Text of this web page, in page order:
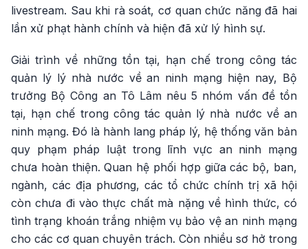
livestream. Sau khi rà soát, cơ quan chức năng đã hai
lần xử phạt hành chính và hiện đã xử lý hình sự.
Giải trình về những tồn tại, hạn chế trong công tác
quản lý lý nhà nước về an ninh mạng hiện nay, Bộ
trưởng Bộ Công an Tô Lâm nêu 5 nhóm vấn đề tồn
tại, hạn chế trong công tác quản lý nhà nước về an
ninh mạng. Đó là hành lang pháp lý, hệ thống văn bản
quy phạm pháp luật trong lĩnh vực an ninh mạng
chưa hoàn thiện. Quan hệ phối hợp giữa các bộ, ban,
ngành, các địa phương, các tổ chức chính trị xã hội
còn chưa đi vào thực chất mà nặng về hình thức, có
tình trạng khoán trắng nhiệm vụ bảo vệ an ninh mạng
cho các cơ quan chuyên trách. Còn nhiều sơ hở trong